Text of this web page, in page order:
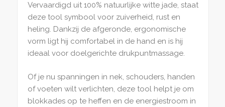
Vervaardigd uit 100% natuurlijke witte jade, staat
deze tool symbool voor zuiverheid, rust en
heling. Dankzij de afgeronde, ergonomische
vorm ligt hij comfortabel in de hand en is hij
ideaal voor doelgerichte drukpuntmassage.
Of je nu spanningen in nek, schouders, handen
of voeten wilt verlichten, deze tool helpt je om
blokkades op te heffen en de energiestroom in